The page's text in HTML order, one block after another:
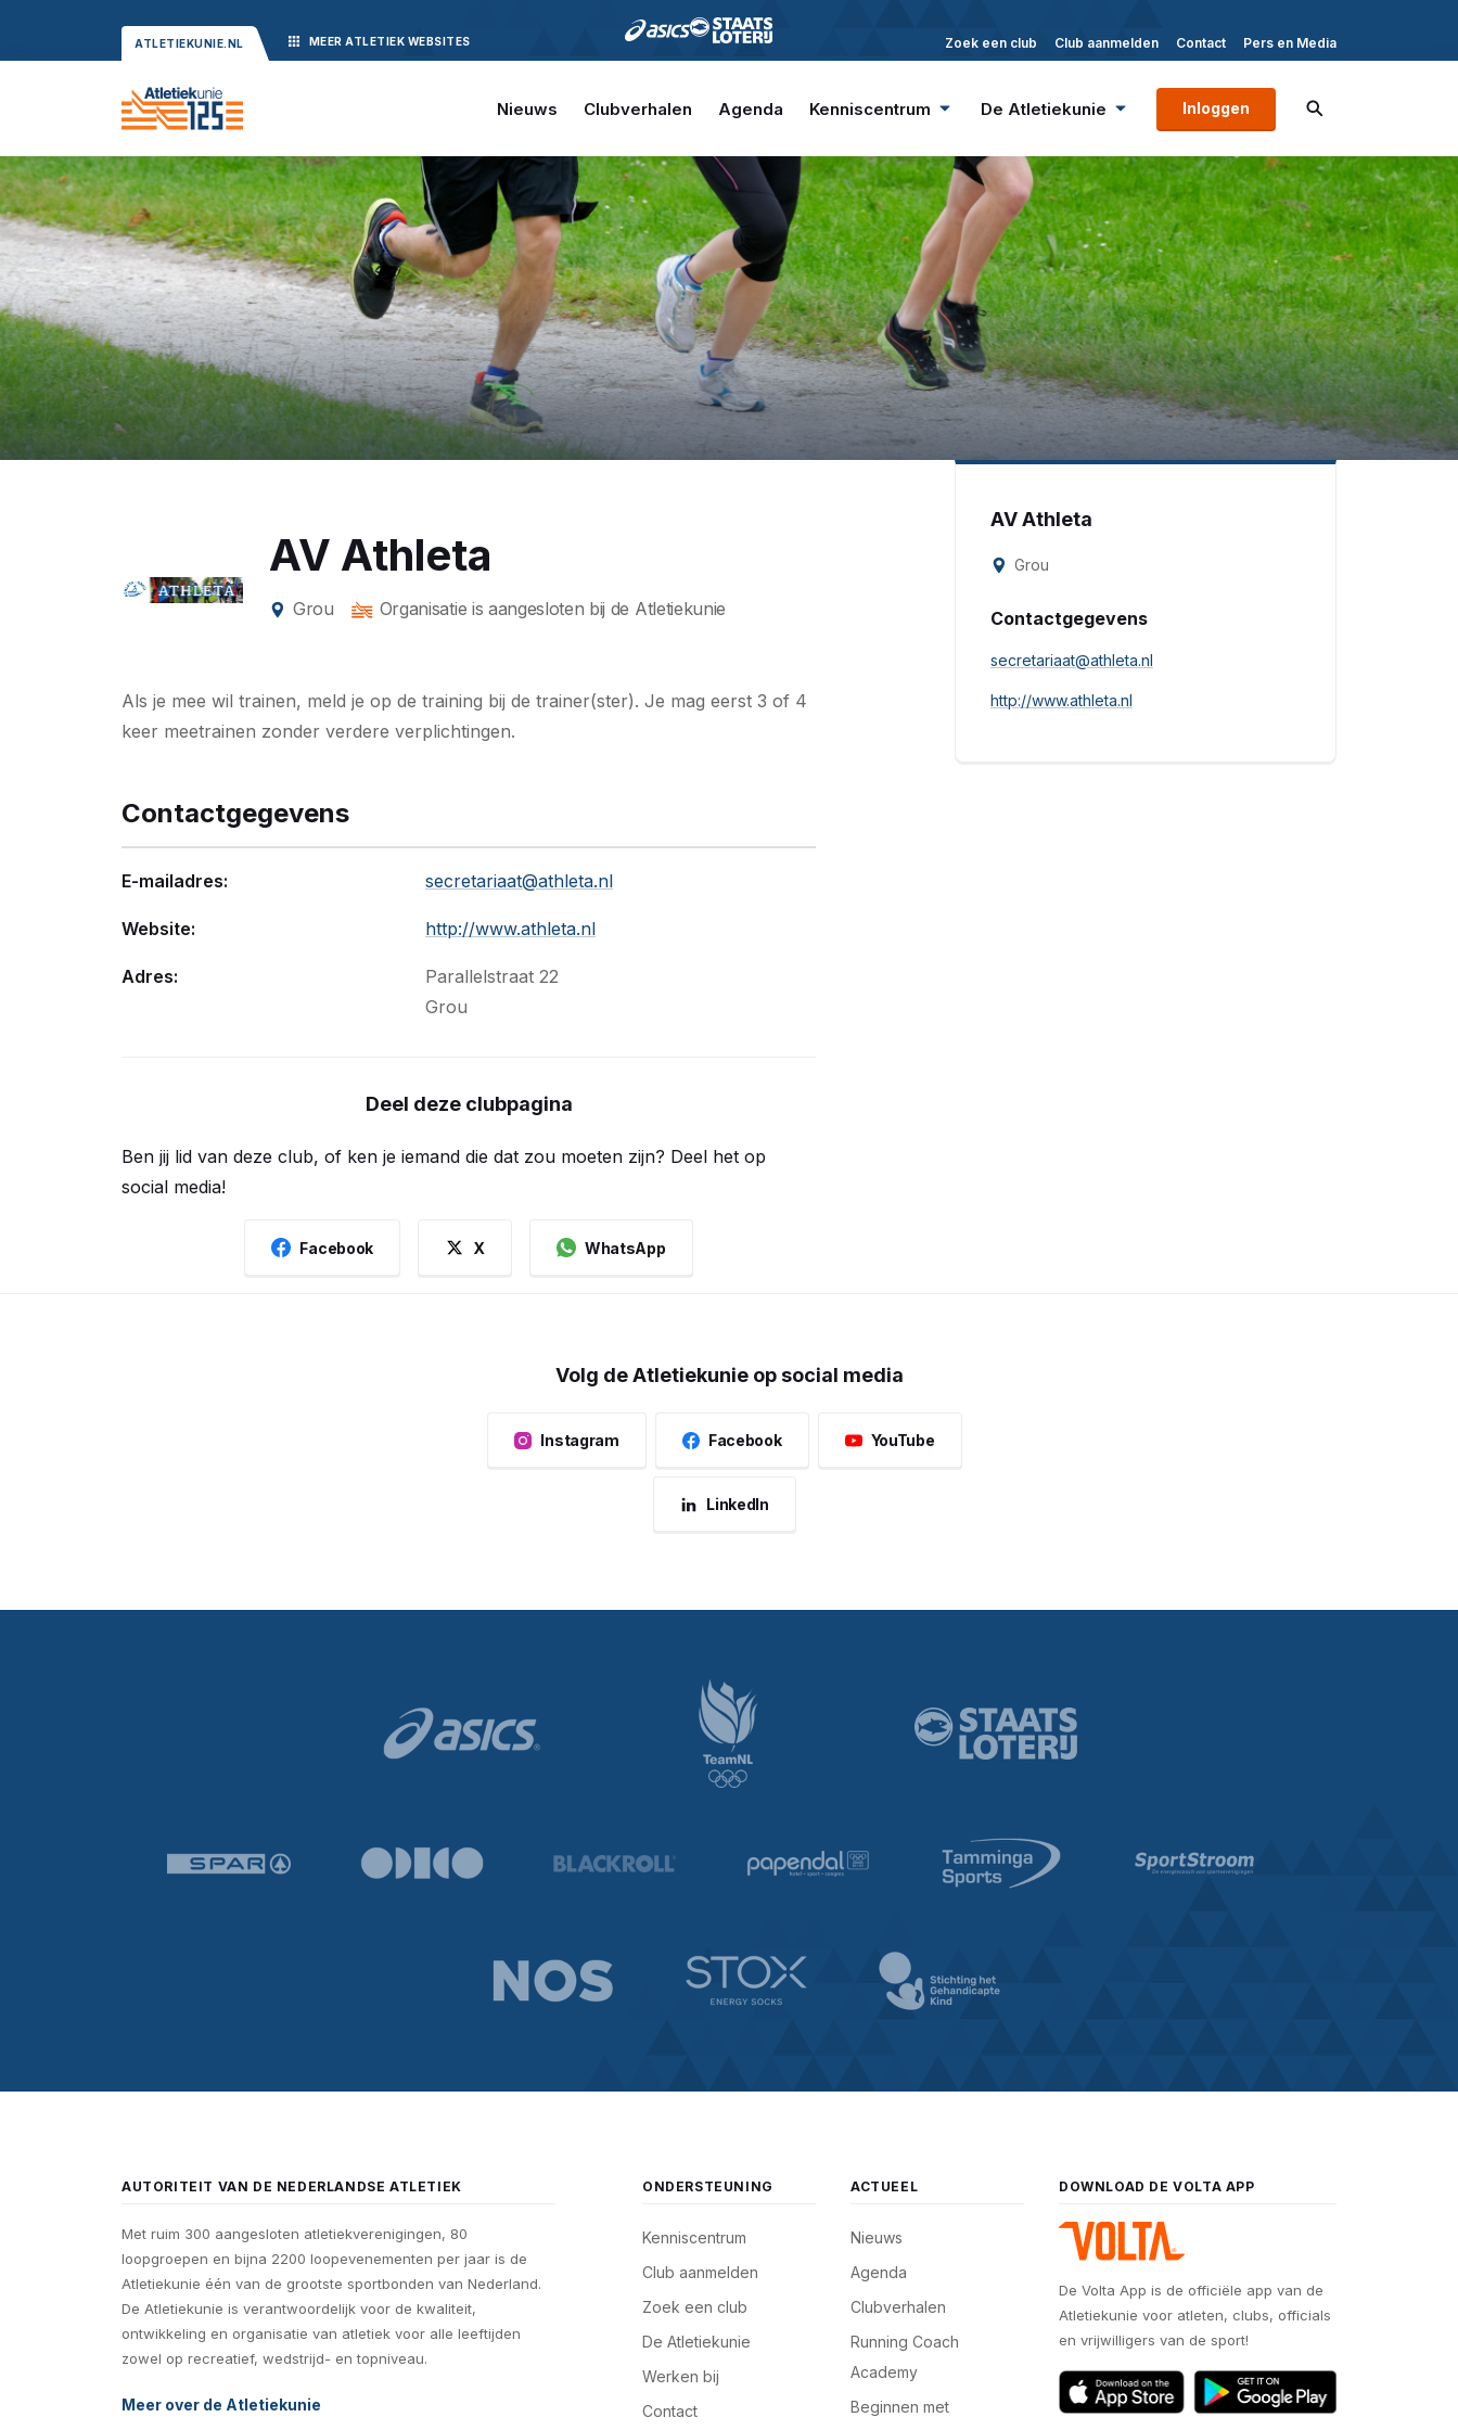
ATLETIEKUNIE.NL MEER ATLETIEK WEBSITES Zoek een club Club aanmelden Contact Pers en Media
Nieuws Clubverhalen Agenda Kenniscentrum De Atletiekunie Inloggen
AV Athleta
Grou Organisatie is aangesloten bij de Atletiekunie
Als je mee wil trainen, meld je op de training bij de trainer(ster). Je mag eerst 3 of 4
keer meetrainen zonder verdere verplichtingen.
Contactgegevens
E-mailadres: secretariaat@athleta.nl
Website: http://www.athleta.nl
Adres:
Parallelstraat 22
Grou
Deel deze clubpagina
Ben jij lid van deze club, of ken je iemand die dat zou moeten zijn? Deel het op
social media!
Facebook X WhatsApp
AV Athleta
Grou
Contactgegevens
secretariaat@athleta.nl
http://www.athleta.nl
Volg de Atletiekunie op social media
Instagram Facebook YouTube
LinkedIn
AUTORITEIT VAN DE NEDERLANDSE ATLETIEK
Met ruim 300 aangesloten atletiekverenigingen, 80
loopgroepen en bijna 2200 loopevenementen per jaar is de
Atletiekunie één van de grootste sportbonden van Nederland.
De Atletiekunie is verantwoordelijk voor de kwaliteit,
ontwikkeling en organisatie van atletiek voor alle leeftijden
zowel op recreatief, wedstrijd- en topniveau.
Meer over de Atletiekunie
ONDERSTEUNING
Kenniscentrum
Club aanmelden
Zoek een club
De Atletiekunie
Werken bij
Contact
ACTUEEL
Nieuws
Agenda
Clubverhalen
Running Coach
Academy
Beginnen met
DOWNLOAD DE VOLTA APP
De Volta App is de officiële app van de
Atletiekunie voor atleten, clubs, officials
en vrijwilligers van de sport!